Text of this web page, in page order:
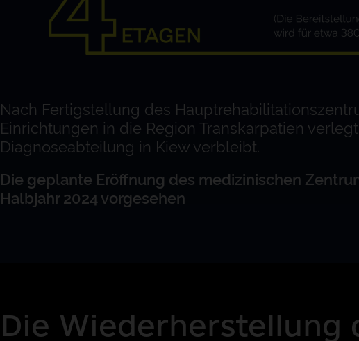
Nach Fertigstellung des
Einrichtungen in die Region Transkarpatien
Diagnoseabteilung in Kiew verbleibt.
Die geplante Eröffnung des medizinischen
Halbjahr 2024 vorgesehen
Die Wiederherstellung